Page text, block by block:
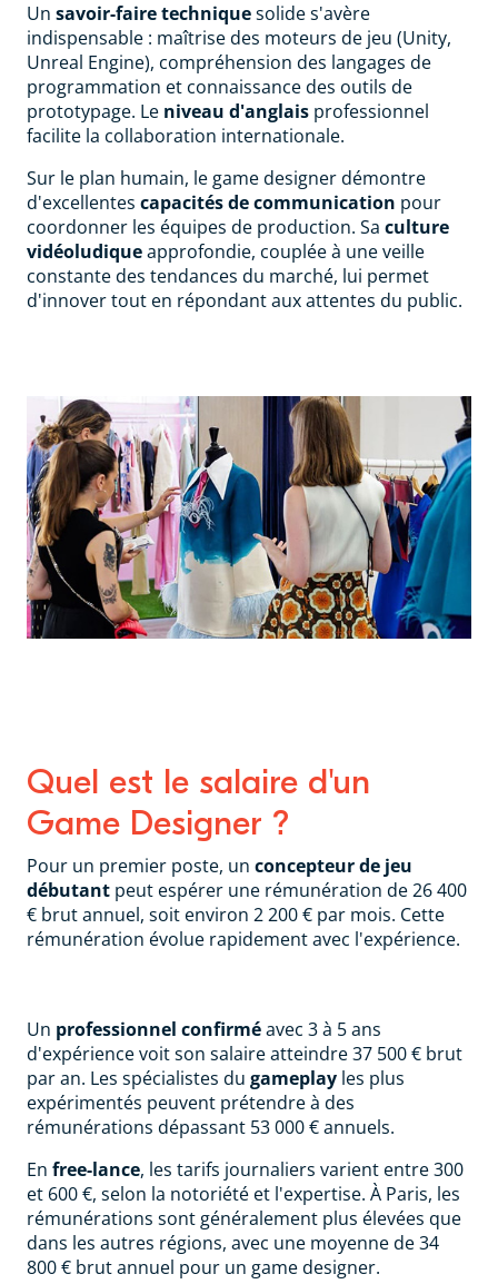
Un savoir-faire techniquesolide s'avère
indispensable : maîtrise des moteurs de jeu (Unity,
Unreal Engine), compréhension des langages de
programmation et connaissance des outils de
prototypage. Le niveau d'anglais professionnel
facilite la collaboration internationale.
Sur le plan humain, le game designer démontre
d'excellentes capacités de communication pour
coordonner les équipes de production. Sa culture
vidéoludiqueapprofondie, couplée à une veille
constante des tendances du marché, lui permet
d'innover tout en répondant aux attentes du public.
Quel est le salaire d'un
Game Designer ?
Pour un premier poste, un concepteur de jeu
débutant peut espérer une rémunération de 26 400
€ brut annuel, soit environ 2 200 € par mois. Cette
rémunération évolue rapidement avec l'expérience.
Un professionnel confirméavec 3 à 5 ans
d'expérience voit son salaire atteindre 37 500 € brut
par an. Les spécialistes du gameplay les plus
expérimentés peuvent prétendre à des
rémunérations dépassant 53 000 € annuels.
En free-lance, les tarifs journaliers varient entre 300
et 600 €, selon la notoriété et l'expertise. À Paris, les
rémunérations sont généralement plus élevées que
dans les autres régions, avec une moyenne de 34
800 € brut annuel pour un game designer.